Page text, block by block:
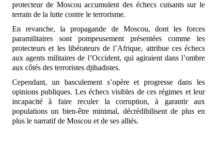
protecteur de Moscou accumulent des échecs cuisants sur le
terrain de la lutte contre le terrorisme.
En revanche, la propagande de Moscou, dont les forces
paramilitaires sont pompeusement présentées comme les
protecteurs et les libérateurs de l’Afrique, attribue ces échecs
aux agents militaires de l’Occident, qui agiraient dans l’ombre
aux côtés des terroristes djihadistes.
Cependant, un basculement s’opère et progresse dans les
opinions publiques. Les échecs visibles de ces régimes et leur
incapacité à faire reculer la corruption, à garantir aux
populations un bien-être minimal, décrédibilisent de plus en
plus le narratif de Moscou et de ses alliés.